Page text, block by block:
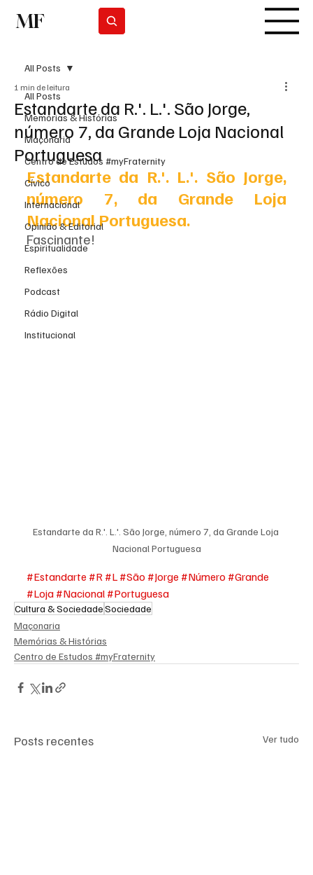
MF
All Posts
Memórias & Histórias
Maçonaria
Centro de Estudos #myFraternity
Cívico
Internacional
Opinião & Editorial
Espiritualidade
Reflexões
Podcast
Rádio Digital
Institucional
All Posts
Estandarte da R.'. L.'. São Jorge,
número 7, da Grande Loja Nacional
Portuguesa
1 min de leitura
Estandarte da R.'. L.'. São Jorge,
número 7, da Grande Loja
Nacional Portuguesa.
Fascinante!
Estandarte da R.'. L.'. São Jorge, número 7, da Grande Loja
Nacional Portuguesa
#Estandarte #R #L #São #Jorge #Número #Grande
#Loja #Nacional #Portuguesa
Cultura & SociedadeSociedade
Maçonaria
Memórias & Histórias
Centro de Estudos #myFraternity
Posts recentes Ver tudo